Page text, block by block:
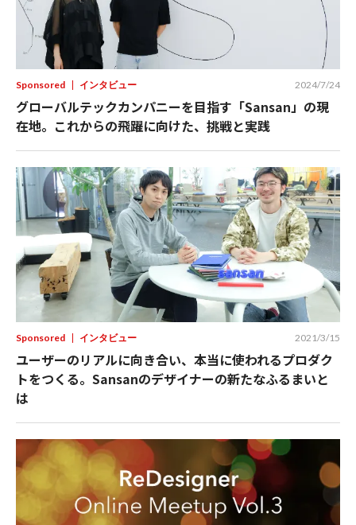
Sponsored インタビュー 2024/7/24
グローバルテックカンパニーを目指す「Sansan」の現
在地。これからの飛躍に向けた、挑戦と実践
Sponsored インタビュー 2021/3/15
ユーザーのリアルに向き合い、本当に使われるプロダク
トをつくる。Sansanのデザイナーの新たなふるまいと
は